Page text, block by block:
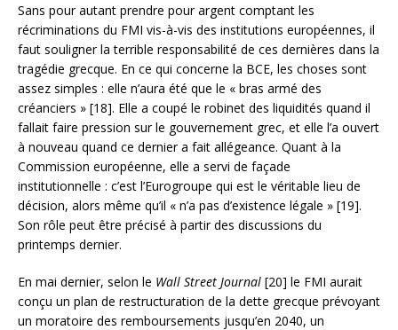
Sans pour autant prendre pour argent comptant les
récriminations du FMI vis-à-vis des institutions européennes, il
faut souligner la terrible responsabilité de ces dernières dans la
tragédie grecque. En ce qui concerne la BCE, les choses sont
assez simples : elle n’aura été que le « bras armé des
créanciers » [18]. Elle a coupé le robinet des liquidités quand il
fallait faire pression sur le gouvernement grec, et elle l’a ouvert
à nouveau quand ce dernier a fait allégeance. Quant à la
Commission européenne, elle a servi de façade
institutionnelle : c’est l’Eurogroupe qui est le véritable lieu de
décision, alors même qu’il « n’a pas d’existence légale » [19].
Son rôle peut être précisé à partir des discussions du
printemps dernier.
En mai dernier, selon le Wall Street Journal [20] le FMI aurait
conçu un plan de restructuration de la dette grecque prévoyant
un moratoire des remboursements jusqu’en 2040, un